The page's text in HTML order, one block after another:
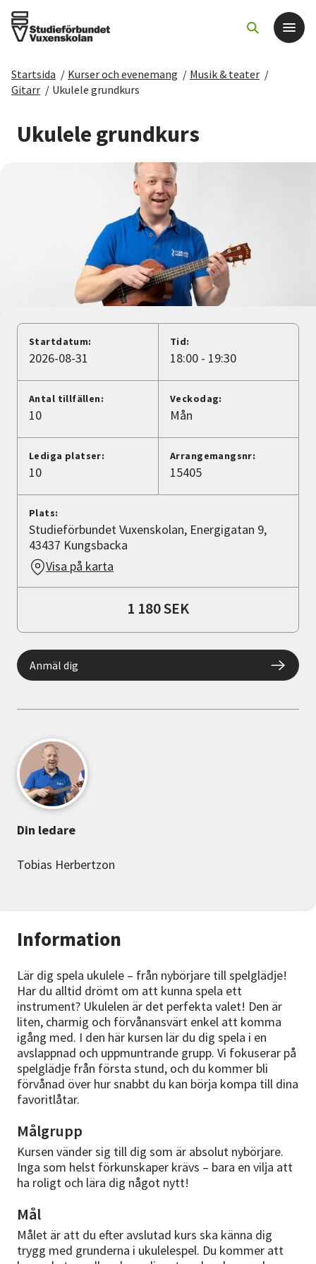
Det här gör vi
För dig som
Sök kurser och evenemang
Starta studiecirkel
Cirkelledare
Nyheter
Avdelningar
Lyssna
Startsida / Kurser och evenemang / Musik & teater /
Gitarr / Ukulele grundkurs
Ukulele grundkurs
Information
Lär dig spela ukulele – från nybörjare till spelglädje!
Har du alltid drömt om att kunna spela ett
instrument? Ukulelen är det perfekta valet! Den är
liten, charmig och förvånansvärt enkel att komma
igång med. I den här kursen lär du dig spela i en
avslappnad och uppmuntrande grupp. Vi fokuserar på
spelglädje från första stund, och du kommer bli
förvånad över hur snabbt du kan börja kompa till dina
favoritlåtar.
Målgrupp
Kursen vänder sig till dig som är absolut nybörjare.
Inga som helst förkunskaper krävs – bara en vilja att
ha roligt och lära dig något nytt!
Mål
Målet är att du efter avslutad kurs ska känna dig
trygg med grunderna i ukulelespel. Du kommer att
Startdatum:
2026-08-31
Tid:
18:00 - 19:30
Antal tillfällen:
10
Veckodag:
Mån
Lediga platser:
10
Arrangemangsnr:
15405
Plats:
Studieförbundet Vuxenskolan, Energigatan 9,
43437 Kungsbacka
Visa på karta
1 180 SEK
Anmäl dig
Din ledare
Tobias Herbertzon